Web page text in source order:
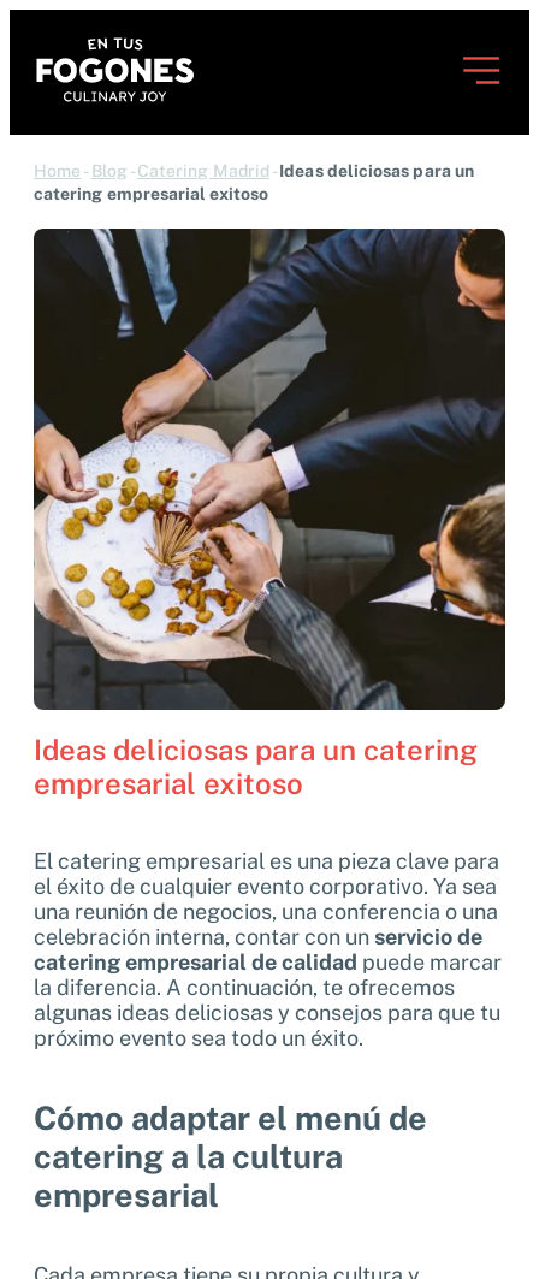
Home -Blog -Catering Madrid -Ideas deliciosas para un
catering empresarial exitoso
Ideas deliciosas para un catering
empresarial exitoso
El catering empresarial es una pieza clave para
el éxito de cualquier evento corporativo. Ya sea
una reunión de negocios, una conferencia o una
celebración interna, contar con unservicio de
catering empresarial de calidad puede marcar
la diferencia. A continuación, te ofrecemos
algunas ideas deliciosas y consejos para que tu
próximo evento sea todo un éxito.
Cómo adaptar el menú de
catering a la cultura
empresarial